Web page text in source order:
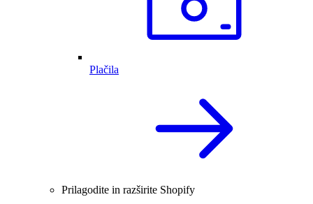
Plačila
Prilagodite in razširite Shopify